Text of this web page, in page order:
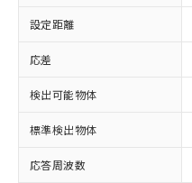
設定距離
応差
検出可能物体
標準検出物体
応答周波数